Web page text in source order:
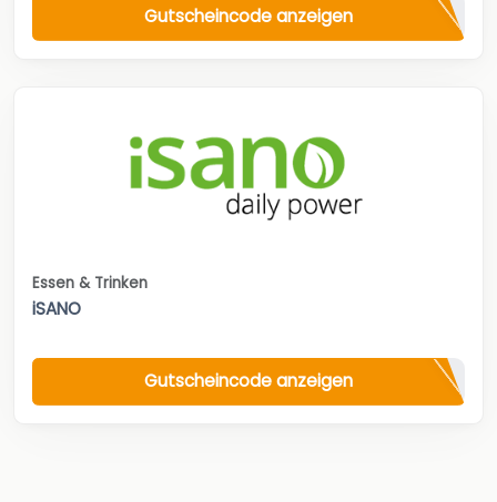
Gutscheincode anzeigen
Essen & Trinken
iSANO
Gutscheincode anzeigen